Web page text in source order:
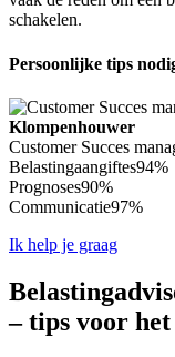
schakelen.
Persoonlijke tips
Klompenhouwer
Customer Succes
Belastingaangiftes94%
Prognoses90%
Communicatie97%
Ik help je graag
– tips voor het